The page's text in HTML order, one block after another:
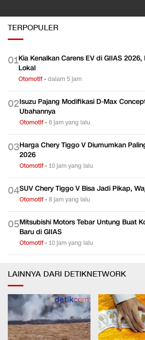
TERPOPULER
01Kia Kenalkan Carens EV di GIIAS
Lokal
Otomotif•dalam 5 jam
02Isuzu Pajang Modifikasi D-Max
Ubahannya
Otomotif•6 jam yang lalu
03Harga Chery Tiggo V Diumumkan
2026
Otomotif•10 jam yang lalu
04SUV Chery Tiggo V Bisa Jadi Pikap,
Otomotif•8 jam yang lalu
05Mitsubishi Motors Tebar Untung Buat
Baru di GIIAS
Otomotif•10 jam yang lalu
LAINNYA DARI DETIKNETWORK